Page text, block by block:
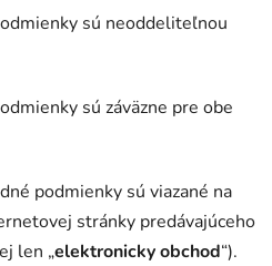
sú neoddeliteľnou
sú záväzne pre obe
podmienky sú viazané na
stránky predávajúceho
len „elektronicky obchod“).